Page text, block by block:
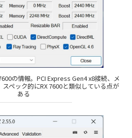
の情報。PCI Express Gen4 x8接続、メ
ペック的にRX 7600と類似している点が
ある